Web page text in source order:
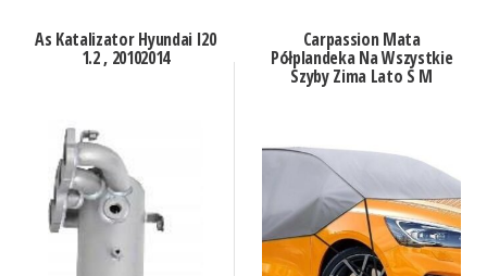
As Katalizator Hyundai I20
1.2 , 20102014
Carpassion Mata
Półplandeka Na Wszystkie
Szyby Zima Lato S M